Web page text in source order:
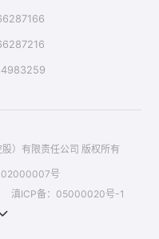
）有限责任公司 版权所有
号
滇ICP备：05000020号-1